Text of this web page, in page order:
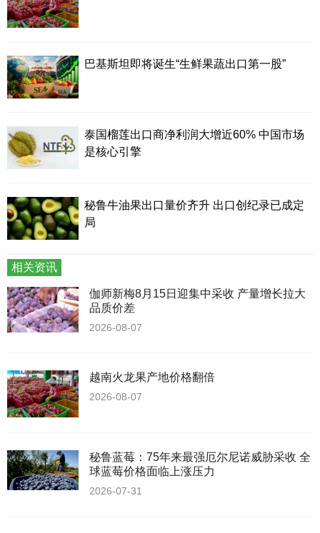
巴基斯坦即将诞生“生鲜果蔬出口第一股”
泰国榴莲出口商净利润大增近60% 中国市场
是核心引擎
秘鲁牛油果出口量价齐升 出口创纪录已成定
局
相关资讯
伽师新梅8月15日迎集中采收 产量增长拉大
品质价差
2026-08-07
越南火龙果产地价格翻倍
2026-08-07
秘鲁蓝莓：75年来最强厄尔尼诺威胁采收 全
球蓝莓价格面临上涨压力
2026-07-31